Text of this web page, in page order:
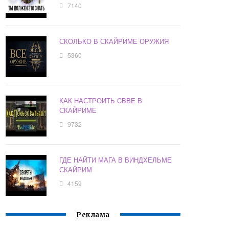
7140
СКОЛЬКО В СКАЙРИМЕ ОРУЖИЯ
5360
КАК НАСТРОИТЬ CBBE В
СКАЙРИМЕ
9732
ГДЕ НАЙТИ МАГА В ВИНДХЕЛЬМЕ
СКАЙРИМ
4159
Реклама